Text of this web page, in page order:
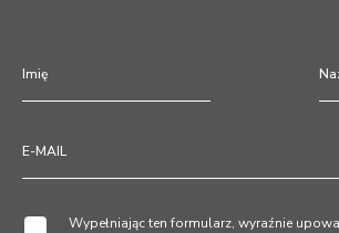
Wypełniając ten formularz, wyraźnie